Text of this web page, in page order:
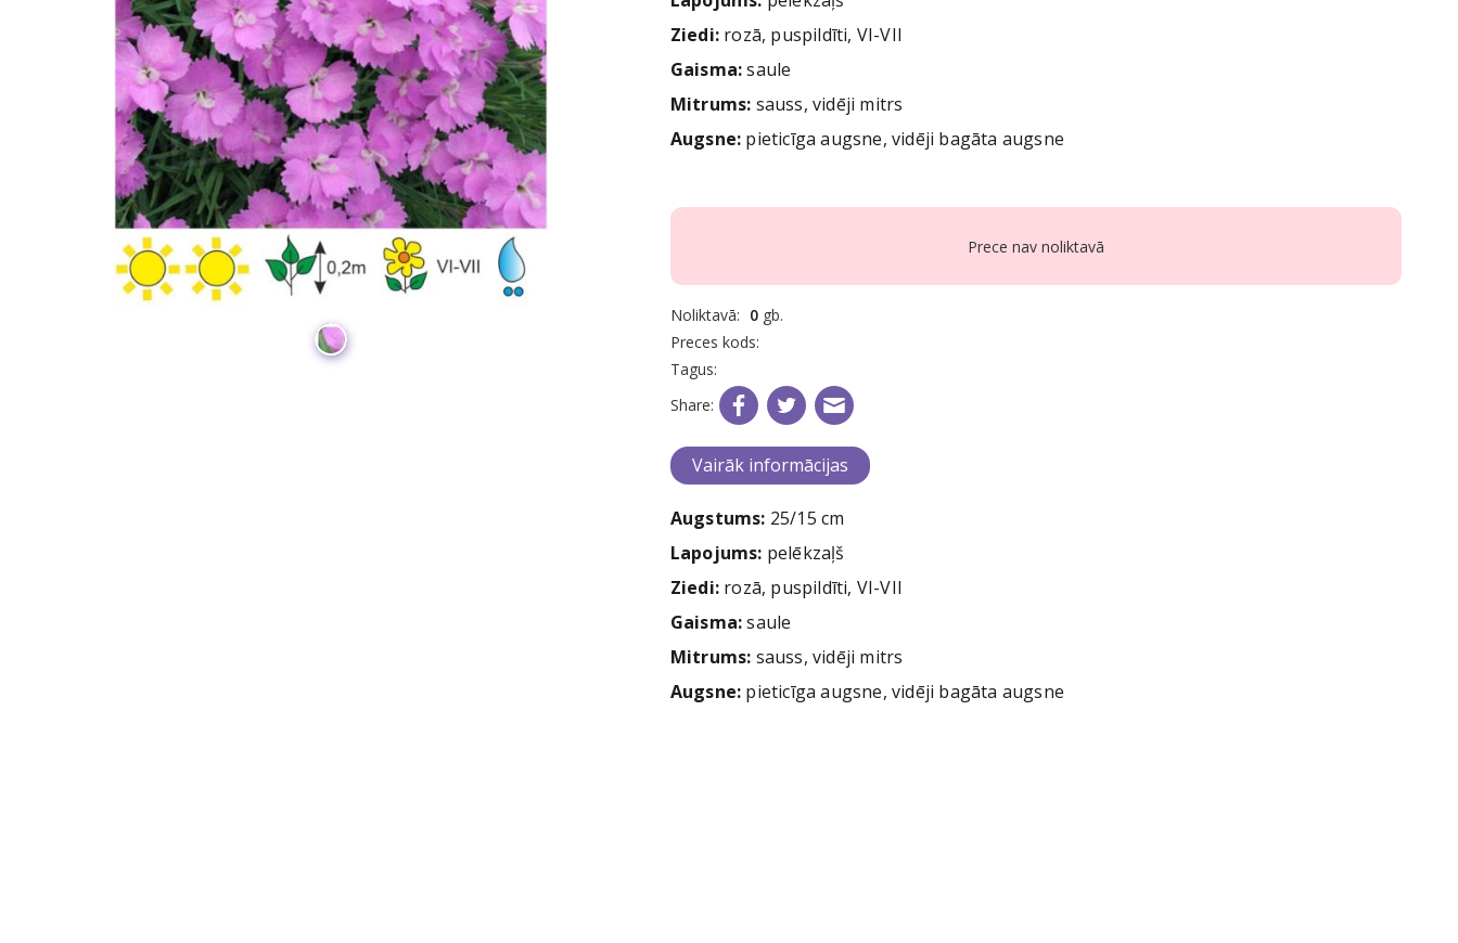
Ziedi:rozā, puspildīti, VI-VII
Gaisma:saule
Mitrums: sauss, vidēji mitrs
Augsne: pieticīga augsne, vidēji bagāta augsne
Prece nav noliktavā
Noliktavā: 0gb.
Preces kods:
Tagus:
Share:
Vairāk informācijas
Augstums: 25/15 cm
Lapojums: pelēkzaļš
Ziedi:rozā, puspildīti, VI-VII
Gaisma:saule
Mitrums: sauss, vidēji mitrs
Augsne: pieticīga augsne, vidēji bagāta augsne